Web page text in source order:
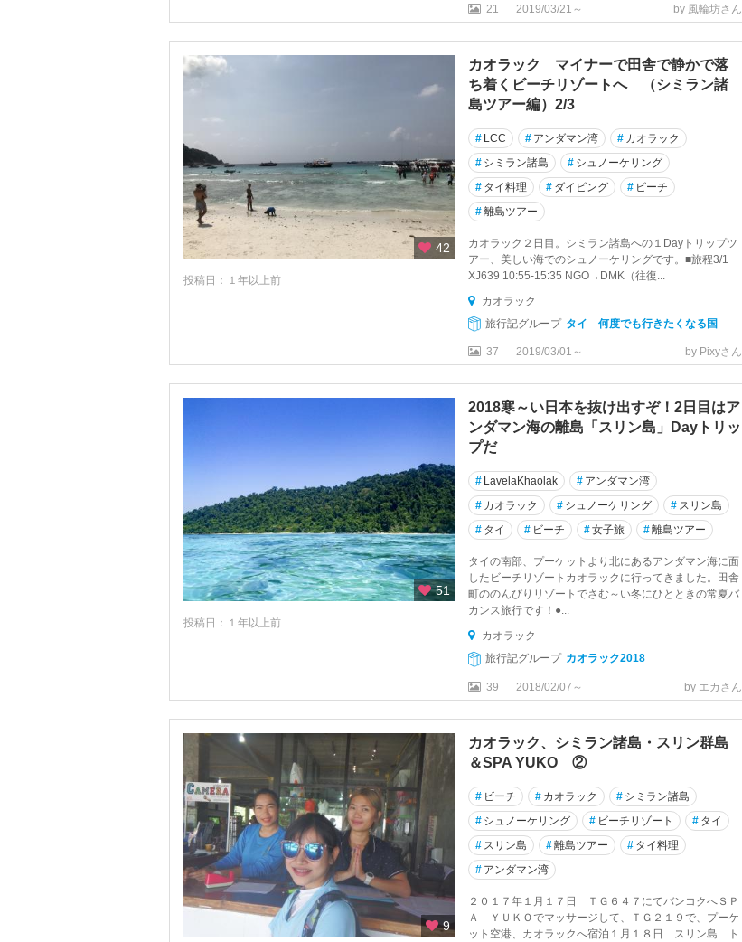
カンペーン・ペッ
ゴールデントライアングル
サムットソンクラーム
サメット島
サンクラブリー
シラチャ
スンガイ・コーロク
チェンコーン
チェンセーン
チェンライ
チャンタブリー
ナコーン・シー・タマラート
ナコーン・パトム
ナコーン・パノム
ナラーティワート
ナーン
ノーンカーイ
21
2019/03/21～ by 風輪坊さん
42
投稿日：１年以上前
カオラック マイナーで田舎で静かで落
ち着くビーチリゾートへ （シミラン諸
島ツアー編）2/3
# LCC # アンダマン湾 # カオラック
# シミラン諸島 # シュノーケリング
# タイ料理 # ダイビング # ビーチ
#離島ツアー
カオラック２日目。シミラン諸島への１Dayトリップツ
アー、美しい海でのシュノーケリングです。■旅程3/1
XJ639 10:55-15:35 NGO→DMK（往復...
カオラック
旅行記グループ タイ 何度でも行きたくなる国
37 2019/03/01～ by Pixyさん
51
投稿日：１年以上前
2018寒～い日本を抜け出すぞ！2日目はア
ンダマン海の離島「スリン島」Dayトリッ
プだ
# LavelaKhaolak # アンダマン湾
# カオラック # シュノーケリング # スリン島
# タイ # ビーチ #女子旅 #離島ツアー
タイの南部、プーケットより北にあるアンダマン海に面
したビーチリゾートカオラックに行ってきました。田舎
町ののんびりリゾートでさむ～い冬にひとときの常夏バ
カンス旅行です！●...
カオラック
旅行記グループ カオラック2018
39 2018/02/07～ by エカさん
9
カオラック、シミラン諸島・スリン群島
＆SPA YUKO ②
# ビーチ # カオラック # シミラン諸島
# シュノーケリング # ビーチリゾート # タイ
# スリン島 #離島ツアー # タイ料理
# アンダマン湾
２０１７年１月１７日 ＴＧ６４７にてバンコクへＳＰ
Ａ ＹＵＫＯでマッサージして、ＴＧ２１９で、プーケ
ット空港、カオラックへ宿泊１月１８日 スリン島 ト